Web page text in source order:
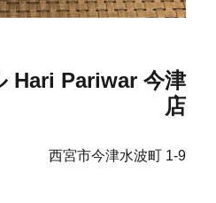
Hari Pariwar 今津
店
西宮市今津水波町 1-9